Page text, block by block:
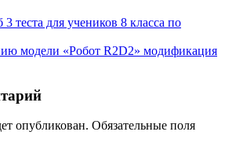
теста для учеников 8 класса по
модели «Робот R2D2» модификация
опубликован. Обязательные поля